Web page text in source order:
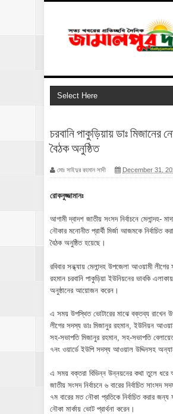
চরবানি পাকুড়িয়ায় ডাঃ মিজানের
বৈঠক অনুষ্ঠিত
মোঃ সাইদুর রহমান সাদী December 31,
রোকনুজ্জামানঃ
আগামী দ্বাদশ জাতীয় সংসদ নির্বাচনে মেলান্দহ-
নৌকার মনোনীত প্রার্থী মির্জা আজমকে নির্বাচিত
বৈঠক অনুষ্ঠিত হয়েছে।
রবিবার সন্ধ্যায় মেলান্দহ উপজেলা আওয়ামী লীগের
রহমান চরবানি পাকুড়িয়া ইউনিয়নের ভাবকি
অনুষ্ঠানের আয়োজন করেন।
এ সময় উপস্থিত ভোটারের মাঝে বক্তব্য রাখেন
লীগের সদস্য ডাঃ মিজানুর রহমান, ইউনিয়ন
সহ-সভাপতি মিজানুর রহমান, সহ-সভাপতি
৭নং ওয়ার্ডে ইউপি সদস্য আওয়াল উদ্দিনসহ
এ সময় বক্তরা বিভিন্ন উন্নয়নের কথা তুলে ধরে
জাতীয় সংসদ নির্বাচনে ৬ বারের নির্বাচিত সাংসদ
৭ম বারের মত নৌকা প্রতিকে নির্বাচিত করার
নৌকা মার্কায় ভোট প্রার্থনা করেন।